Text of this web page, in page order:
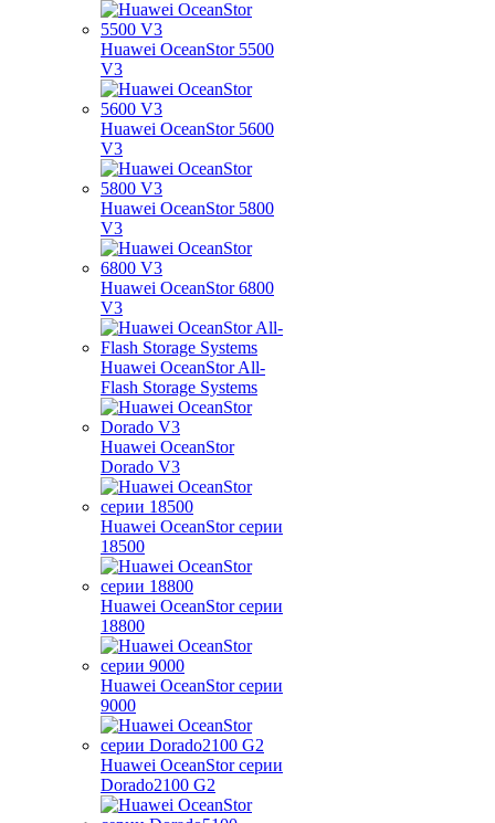
Huawei OceanStor 5500
V3
Huawei OceanStor 5600
V3
Huawei OceanStor 5800
V3
Huawei OceanStor 6800
V3
Huawei OceanStor All-
Flash Storage Systems
Huawei OceanStor
Dorado V3
Huawei OceanStor серии
18500
Huawei OceanStor серии
18800
Huawei OceanStor серии
9000
Huawei OceanStor серии
Dorado2100 G2